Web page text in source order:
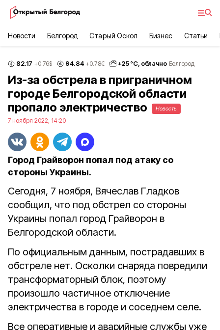
Новости Белгород Старый Оскол Бизнес Статьи
82.17 +0.76$ 94.84 +0.78€ +25°С, облачно Белгород
Из-за обстрела в приграничном
городе Белгородской области
пропало электричество
Новость
7 ноября 2022, 14:20
Город Грайворон попал под атаку со
стороны Украины.
Сегодня, 7 ноября, Вячеслав Гладков
сообщил, что под обстрел со стороны
Украины попал город Грайворон в
Белгородской области.
По официальным данным, пострадавших в
обстреле нет. Осколки снаряда повредили
трансформаторный блок, поэтому
произошло частичное отключение
электричества в городе и соседнем селе.
Все оперативные и аварийные службы уже